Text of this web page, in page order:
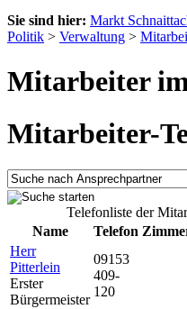
Sie sind hier: Markt
Politik > Verwaltung >
Mitarbeiter
Mitarbeiter-
Telefonliste der
Name
Telefon
Herr
Pitterlein
Erster
Bürgermeister
09153
409-
120